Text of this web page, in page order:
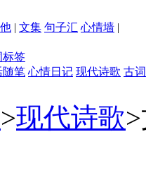
| 文集 句子汇 心情墙 |
标签
随笔 心情日记 现代诗歌 古
>现代诗歌>